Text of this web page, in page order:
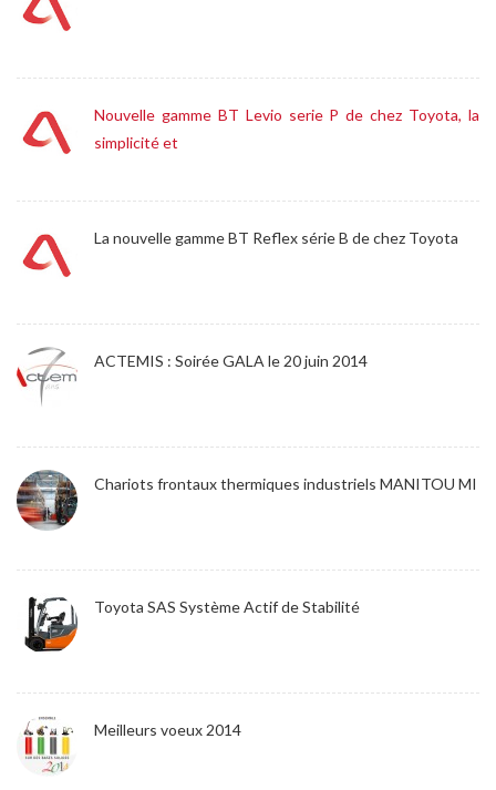
Nouvelle gamme BT Levio serie P de chez Toyota, la
simplicité et
La nouvelle gamme BT Reflex série B de chez Toyota
ACTEMIS : Soirée GALA le 20 juin 2014
Chariots frontaux thermiques industriels MANITOU MI
Toyota SAS Système Actif de Stabilité
Meilleurs voeux 2014